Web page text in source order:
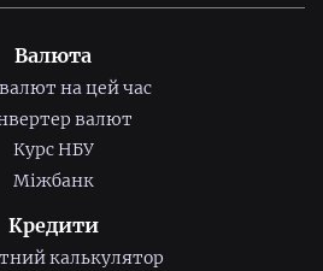
Валюта
на цей час
валют
Курс НБУ
Міжбанк
Кредити
калькулятор